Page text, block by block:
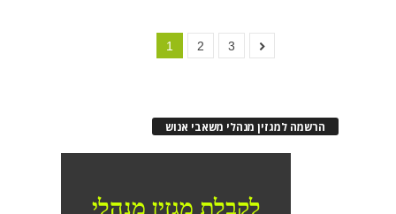
1 2 3
הרשמה למגזין מנהלי משאבי אנוש